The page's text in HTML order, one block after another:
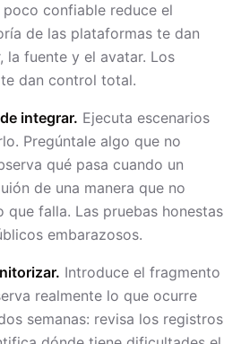
confiable reduce el
de las plataformas te dan
la fuente y el avatar. Los
dan control total.
integrar. Ejecuta escenarios
Pregúntale algo que no
qué pasa cuando un
de una manera que no
que falla. Las pruebas honestas
embarazosos.
Introduce el fragmento
realmente lo que ocurre
semanas: revisa los registros